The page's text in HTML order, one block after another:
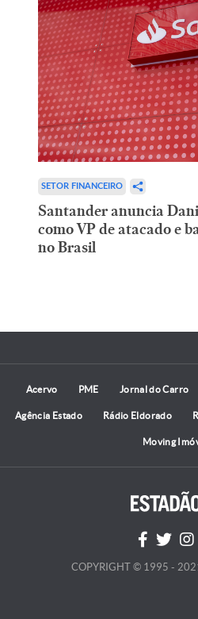
SETOR FINANCEIRO
Santander anuncia
como VP de atacado e
no Brasil
Acervo PME Jornal do Carro
Agência Estado Rádio Eldorado
Moving
COPYRIGHT © 1995 -